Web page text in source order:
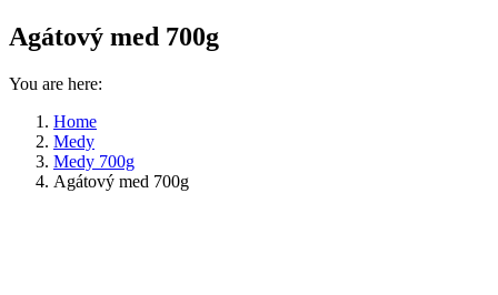
Agátový med 700g
You are here:
Home
Medy
Medy 700g
Agátový med 700g